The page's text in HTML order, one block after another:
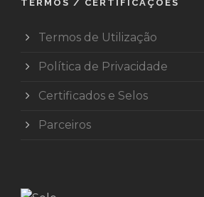
TERMOS / CERTIFICAÇÕES
Termos de Utilização
Política de Privacidade
Certificados e Selos
Parceiros